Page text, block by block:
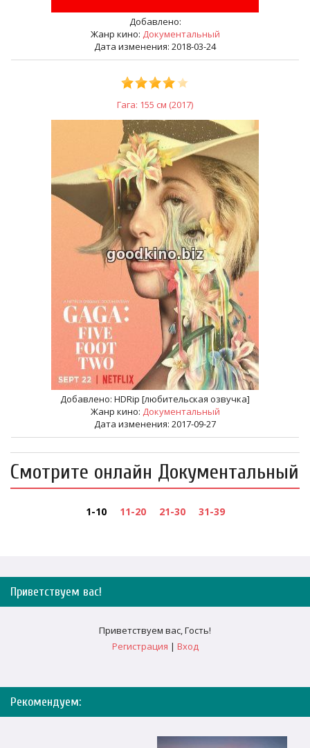
Добавлено:
Жанр кино: Документальный
Дата изменения: 2018-03-24
Гага: 155 см (2017)
Добавлено: HDRip [любительская озвучка]
Жанр кино: Документальный
Дата изменения: 2017-09-27
Смотрите онлайн Документальный
1-10 11-20 21-30 31-39
Приветствуем вас!
Приветствуем вас,Гость!
Регистрация | Вход
Рекомендуем: